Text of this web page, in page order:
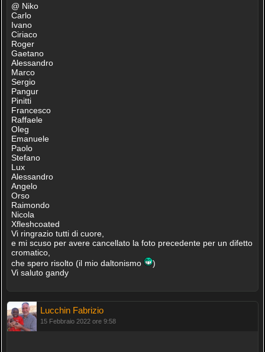
@ Niko
Carlo
Ivano
Ciriaco
Roger
Gaetano
Alessandro
Marco
Sergio
Pangur
Pinitti
Francesco
Raffaele
Oleg
Emanuele
Paolo
Stefano
Lux
Alessandro
Angelo
Orso
Raimondo
Nicola
Xfleshcoated
Vi ringrazio tutti di cuore,
e mi scuso per avere cancellato la foto precedente per un difetto
cromatico,
che spero risolto (il mio daltonismo
)
Vi saluto gandy
Lucchin Fabrizio
15 Febbraio 2022 ore 9:58